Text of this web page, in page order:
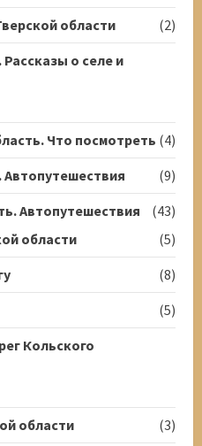
области
(2)
о селе и
Что посмотреть (4)
Автопутешествия
(9)
Автопутешествия
(43)
области
(5)
(8)
(5)
Кольского
области
(3)